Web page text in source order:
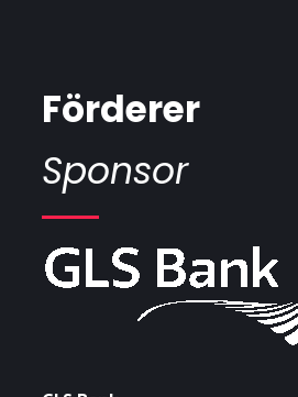
Förderer
Sponsor